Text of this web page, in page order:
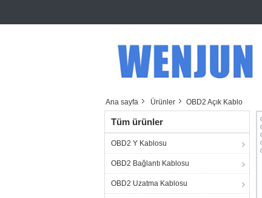
Ana sayfa Ürünler OBD2 Açık Kablo
Tüm ürünler
OBD2 Y Kablosu
OBD2 Bağlantı Kablosu
OBD2 Uzatma Kablosu